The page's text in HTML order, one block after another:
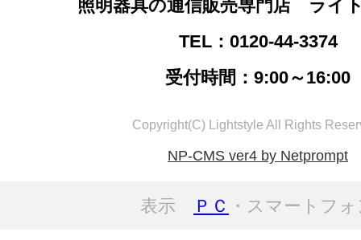
照明器具の通信販売専門店 ライ
TEL：0120-44-3374
受付時間：9:00～16:00
Copyright(C) Lightstyle All Rights
NP-CMS ver4 by Netprompt
表示 ＰＣ ・スマートフ